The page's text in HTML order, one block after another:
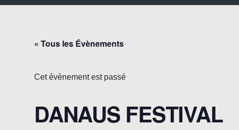
« Tous les Évènements
Cet évènement est passé
DANAUS FESTIVAL